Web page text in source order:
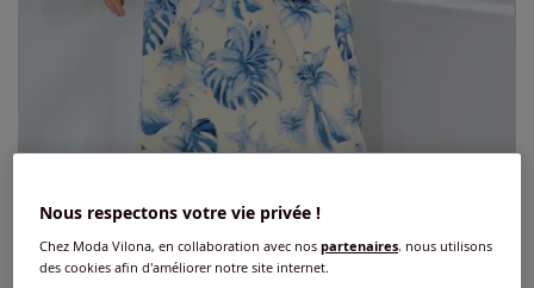
Robe en jersey ceinture à nouer
Réf : 452.606.008 4/5-
Nous respectons votre vie privée !
Chez Moda Vilona, en collaboration avec nospartenaires, nous utilisons
des cookies afin d'améliorer notre site internet.